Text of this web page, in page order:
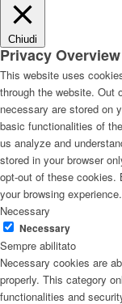
Chiudi
Privacy Overview
This website uses
through the website. Out
necessary are stored on
basic functionalities of
us analyze and
stored in your browser
opt-out of these cookies.
your browsing experience.
Necessary
Necessary
Sempre abilitato
Necessary cookies are
properly. This category
functionalities and